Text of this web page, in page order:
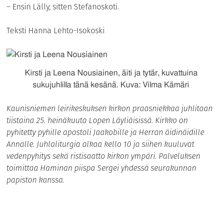
– Ensin Lälly, sitten Stefanoskoti.
Teksti Hanna Lehto-Isokoski
Kirsti ja Leena Nousiainen, äiti ja tytär, kuvattuina
sukujuhlilla tänä kesänä. Kuva: Vilma Kämäri
Kaunisniemen leirikeskuksen kirkon praasniekkaa juhlitaan
tiistaina 25. heinäkuuta Lopen Läyliäisissä. Kirkko on
pyhitetty pyhille apostoli Jaakobille ja Herran äidinäidille
Annalle. Juhlaliturgia alkaa kello 10 ja siihen kuuluvat
vedenpyhitys sekä ristisaatto kirkon ympäri. Palveluksen
toimittaa Haminan piispa Sergei yhdessä seurakunnan
papiston kanssa.